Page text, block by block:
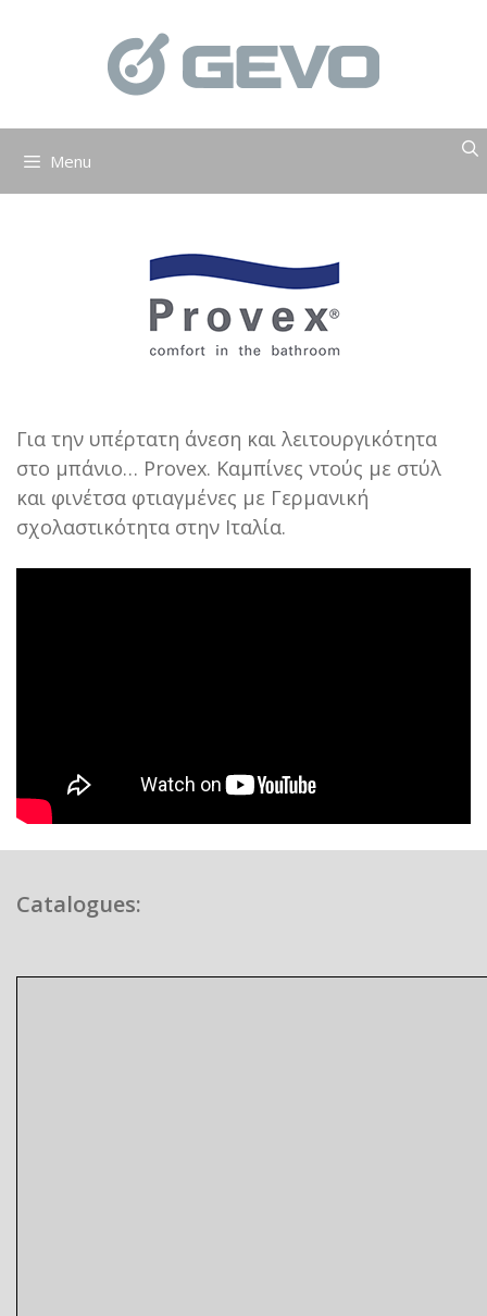
περιεχόμενο
Menu
Για την υπέρτατη άνεση και λειτουργικότητα
στο μπάνιο… Provex. Καμπίνες ντούς με στύλ
και φινέτσα φτιαγμένες με Γερμανική
σχολαστικότητα στην Ιταλία.
Catalogues: